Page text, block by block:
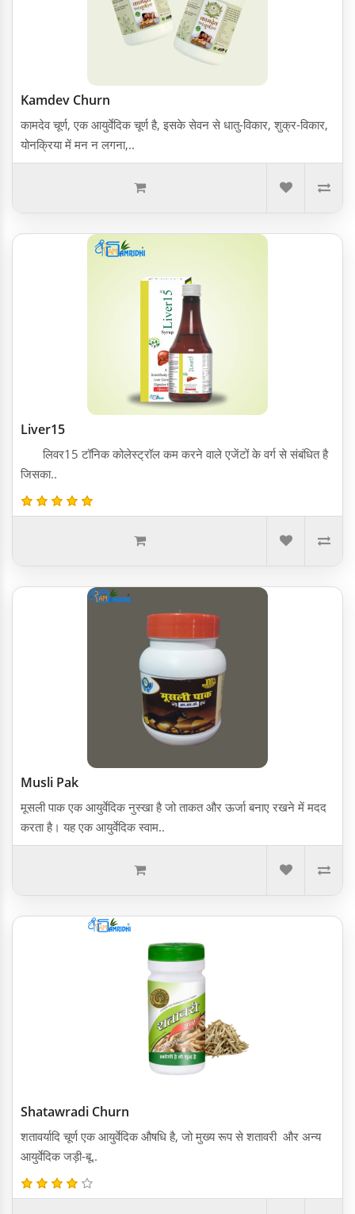
Kamdev Churn
कामदेव चूर्ण, एक आयुर्वेदिक चूर्ण है, इसके सेवन से धातु-विकार, शुक्र-विकार,
योनक्रिया में मन न लगना,..
Liver15
लिवर15 टॉनिक कोलेस्ट्रॉल कम करने वाले एजेंटों के वर्ग से संबंधित है
जिसका..
Musli Pak
मूसली पाक एक आयुर्वेदिक नुस्खा है जो ताकत और ऊर्जा बनाए रखने में मदद
करता है। यह एक आयुर्वेदिक स्वाम..
Shatawradi Churn
शतावर्यादि चूर्ण एक आयुर्वेदिक औषधि है, जो मुख्य रूप से शतावरी और अन्य
आयुर्वेदिक जड़ी-बू..